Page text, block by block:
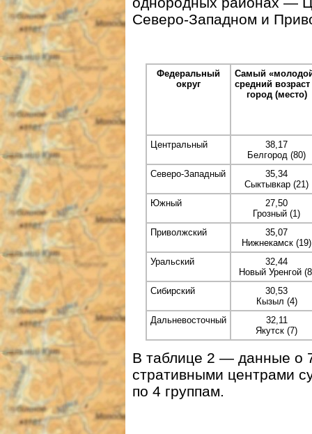
Северо-Западном и
Федеральный
округ
Самый
средний
город (место)
Центральный
38,17
Белгород (80)
Северо-Западный
35,34
Сыктывкар (21)
Южный
27,50
Грозный (1)
Приволжский
35,07
Нижнекамск (19)
Уральский
32,44
Новый Уренгой
Сибирский
30,53
Кызыл (4)
Дальневосточный
32,11
Якутск (7)
В таблице 2 — данные о
стративными центрами
по 4 группам.